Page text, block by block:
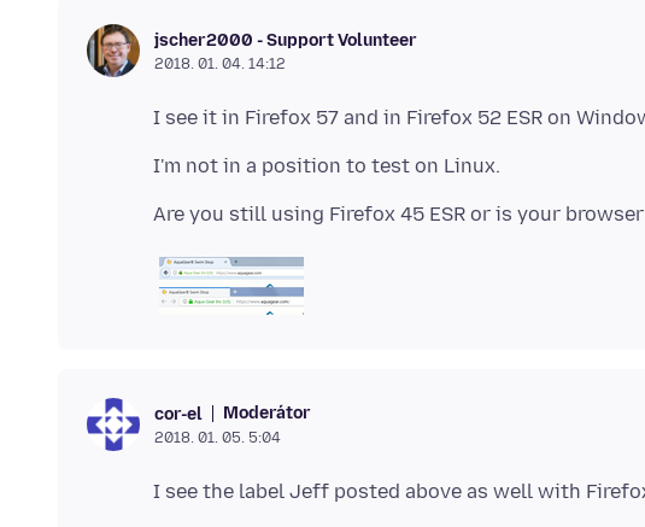
jscher2000 - Support Volunteer
2018. 01. 04. 14:12
cor-el Moderátor
2018. 01. 05. 5:04